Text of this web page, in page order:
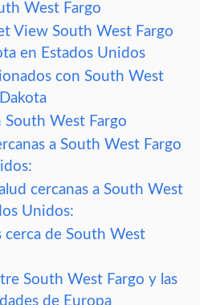
West Fargo
View South West Fargo
en Estados Unidos
con South West
West Fargo
a South West Fargo
cercanas a South West
Unidos:
de South West
South West Fargo y las
de Europa